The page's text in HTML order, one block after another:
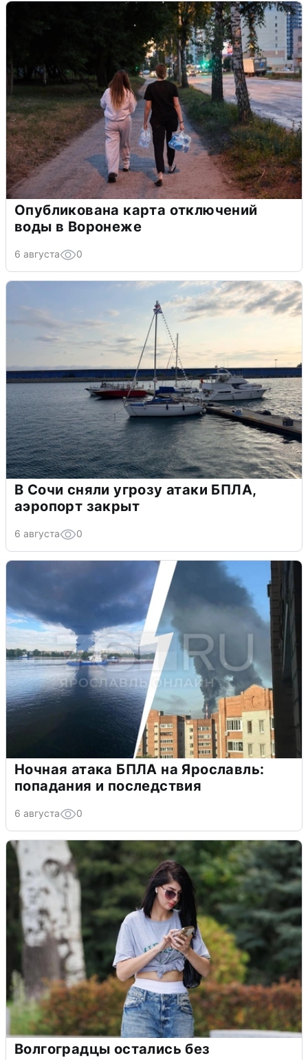
Опубликована карта отключений
воды в Воронеже
6 августа 0
В Сочи сняли угрозу атаки БПЛА,
аэропорт закрыт
6 августа 0
Ночная атака БПЛА на Ярославль:
попадания и последствия
6 августа 0
Волгоградцы остались без